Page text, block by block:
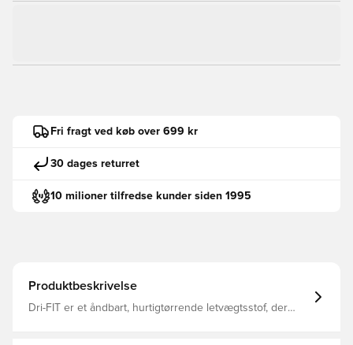
Fri fragt ved køb over 699 kr
30 dages returret
10 milioner tilfredse kunder siden 1995
Produktbeskrivelse
Dri-FIT er et åndbart, hurtigtørrende letvægtsstof, der